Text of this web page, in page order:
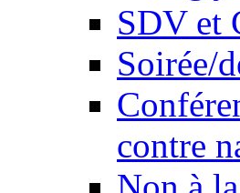
SDV et
Soirée/
contre